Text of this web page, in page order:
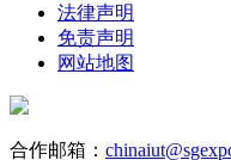
法律声明
免责声明
网站地图
合作邮箱：